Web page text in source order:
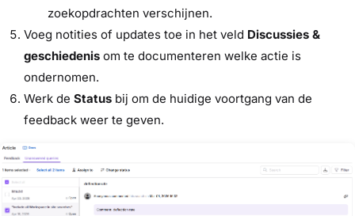
zoekopdrachten verschijnen.
Voeg notities of updates toe in het veld Discussies &
geschiedenis om te documenteren welke actie is
ondernomen.
Werk de Status bij om de huidige voortgang van de
feedback weer te geven.